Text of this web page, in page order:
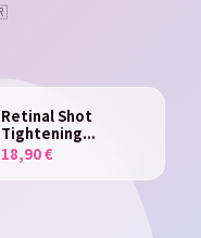
Retinal Shot
Tightening...
18,90 €